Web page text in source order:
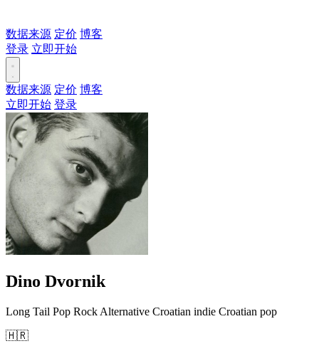
数据来源 定价 博客
登录 立即开始
数据来源 定价 博客
立即开始 登录
Dino Dvornik
Long Tail Pop Rock Alternative Croatian indie Croatian pop
🇭🇷